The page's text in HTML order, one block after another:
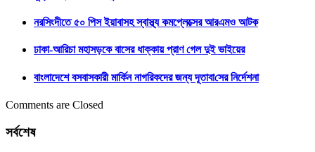
নরসিংদীতে ৫০ পিস ইয়াবাসহ স্বাস্থ্য কমপ্লেক্সের আরএমও আটক
ঢাকা-আরিচা মহাসড়কে বাসের ধাক্কায় প্রাণ গেল দুই ভাইয়ের
বাংলাদেশে বসবাসকারী মা‌র্কিন নাগরিকদের জন্য দূতাবা‌সের নির্দেশনা
Comments are Closed
সর্বশেষ